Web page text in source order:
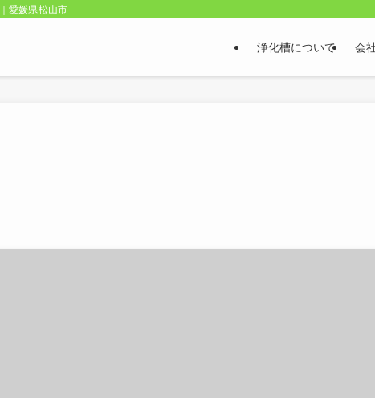
愛媛県松山市
浄化槽について 会